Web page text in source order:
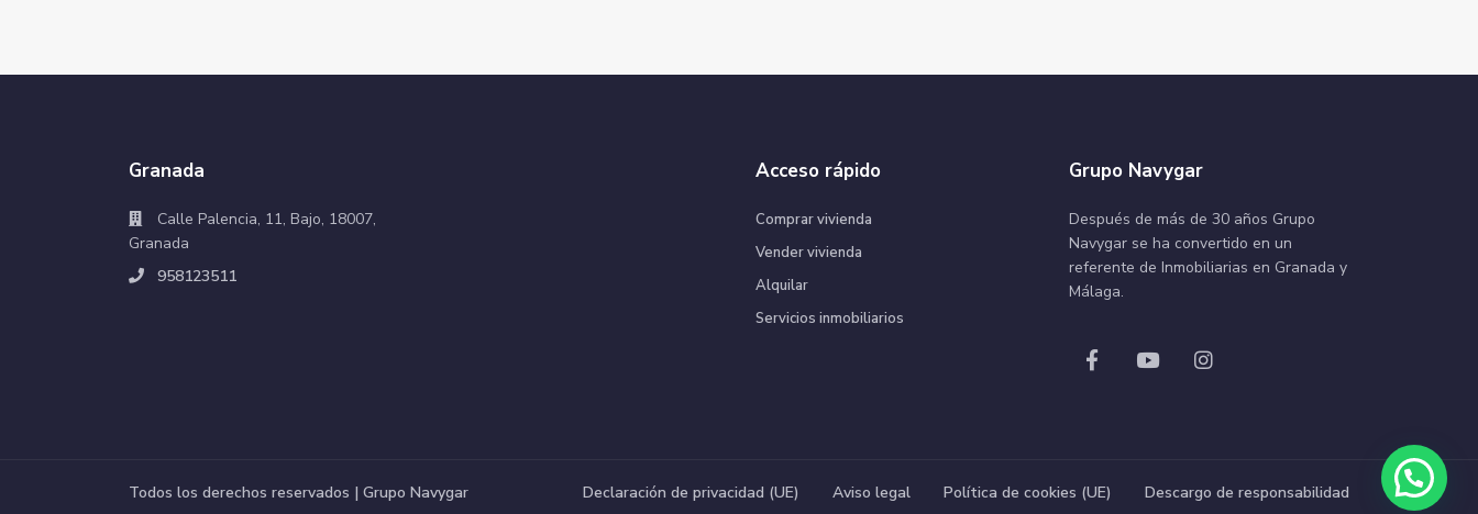
Granada
Calle Palencia, 11, Bajo, 18007,
Granada
958123511
Acceso rápido
Comprar vivienda
Vender vivienda
Alquilar
Servicios inmobiliarios
Grupo Navygar
Después de más de 30 años Grupo
Navygar se ha convertido en un
referente de Inmobiliarias en Granada y
Málaga.
Todos los derechos reservados | Grupo Navygar Declaración de privacidad (UE) Aviso legal Política de cookies (UE) Descargo de responsabilidad